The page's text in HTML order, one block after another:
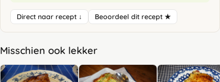
Direct naar recept ↓ Beoordeel dit recept ★
Misschien ook lekker